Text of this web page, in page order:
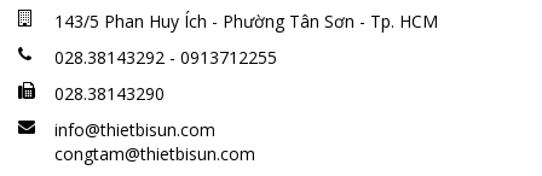
143/5 Phan Huy Ích - Phường Tân Sơn - Tp. HCM
028.38143292 - 0913712255
028.38143290
info@thietbisun.com
congtam@thietbisun.com